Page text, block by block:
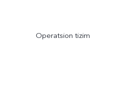
Operatsion tizim